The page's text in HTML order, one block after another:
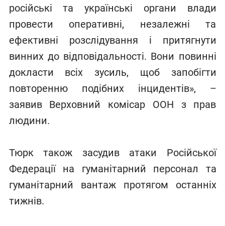
російські та українські органи влади
провести оперативні, незалежні та
ефективні розслідування і притягнути
винних до відповідальності. Вони повинні
докласти всіх зусиль, щоб запобігти
повторенню подібних інцидентів», –
заявив Верховний комісар ООН з прав
людини.
Тюрк також засудив атаки Російської
Федерації на гуманітарний персонал та
гуманітарний вантаж протягом останніх
тижнів.